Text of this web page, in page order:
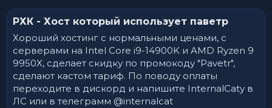
р
т
е
м
ы
н
а
ч
л
а
РХК - Хост который использует паветр
Хороший хостинг с нормальными ценами, с
серверами на Intel Core i9-14900K и AMD Ryzen 9
9950X, сделает скидку по промокоду "Pavetr",
сделают кастом тариф. По поводу оплаты
переходите в дискорд и напишите InternalCatу в
ЛС или в телеграмм @internalcat